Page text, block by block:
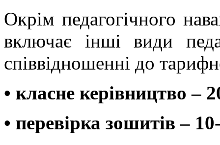
Окрім педагогічного
включає інші види
співвідношенні до
• класне керівництво –
• перевірка зошитів –